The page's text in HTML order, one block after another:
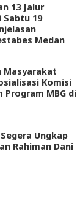
13 Jalur
Sabtu 19
Medan
Masyarakat
Komisi
Program MBG di
Ungkap
Rahiman Dani